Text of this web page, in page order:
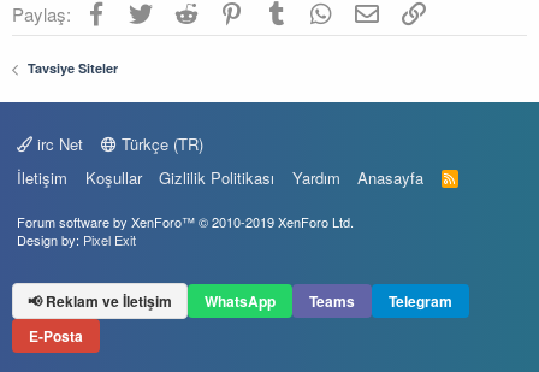
Paylaş: Facebook
TwitterReddit PinterestTumblr WhatsApp
E-postaLink
Tavsiye Siteler
irc Net
Türkçe (TR)
İletişim
Koşullar Gizlilik Politikası Yardım Anasayfa
R
S
Forum software by XenForo™© 2010-2019 XenForo Ltd.
Design by: Pixel Exit
📢 Reklam ve İletişim WhatsApp Teams
Telegram
E-Posta